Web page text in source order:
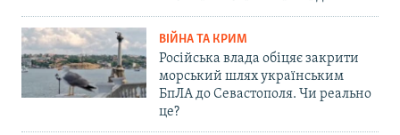
ВІЙНА ТА КРИМ
Російська влада обіцяє закрити
морський шлях українським
БпЛА до Севастополя. Чи реально
це?